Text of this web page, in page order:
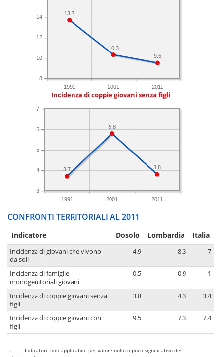
1991 2001 2011
8
10
12
14
9.5
10.3
13.7
Incidenza di coppie giovani senza figli
1991 2001 2011
3
4
5
6
7
3.8
5.8
3.7
CONFRONTI TERRITORIALI AL 2011
Indicatore Dosolo Lombardia Italia
Incidenza di giovani che vivono
da soli
4.9 8.3 7
Incidenza di famiglie
monogenitoriali giovani
0.5 0.9 1
Incidenza di coppie giovani senza
figli
3.8 4.3 3.4
Incidenza di coppie giovani con
figli
9.5 7.3 7.4
-
Indicatore non applicabile per valore nullo o poco significativo del